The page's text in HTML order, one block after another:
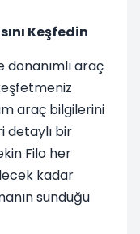
Keşfedin
donanımlı araç
araç bilgilerini
detaylı bir
Filo her
kadar
sunduğu